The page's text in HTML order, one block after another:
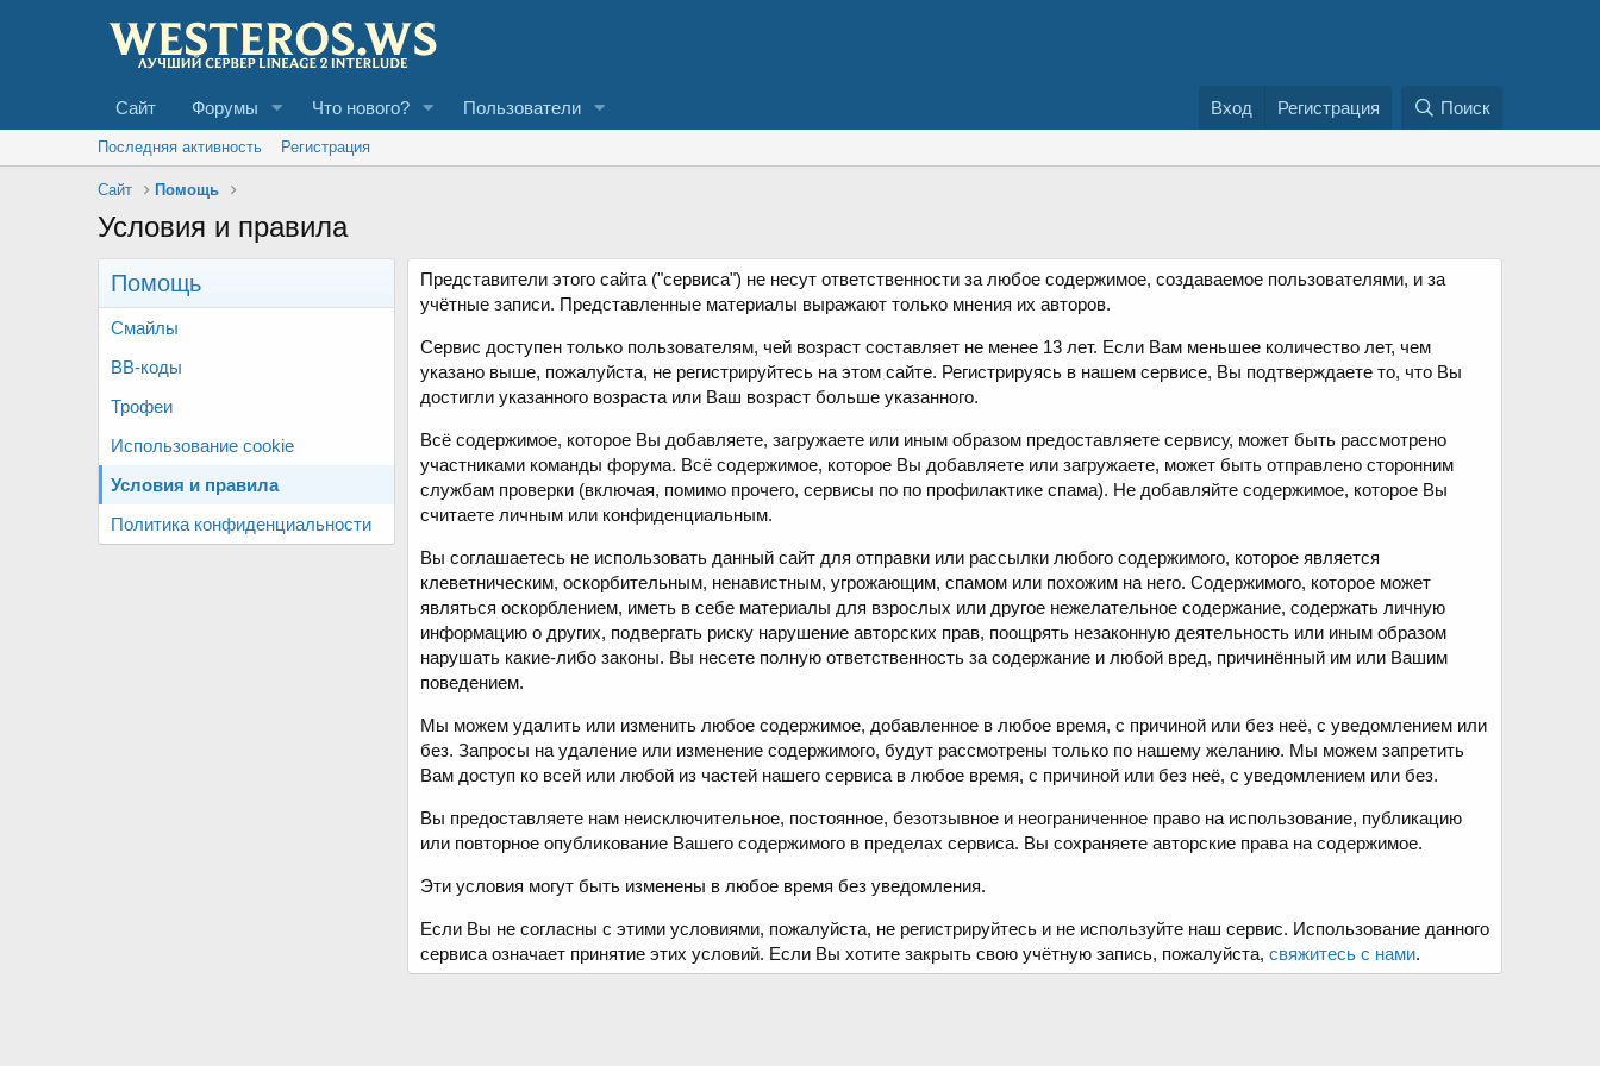
Сайт Форумы Что нового? Пользователи Вход Регистрация Поиск
Последняя активность Регистрация
Сайт Помощь
Условия и правила
Помощь
Смайлы
BB-коды
Трофеи
Использование cookie
Условия и правила
Политика конфиденциальности
Представители этого сайта ("сервиса") не несут ответственности за любое содержимое, создаваемое пользователями, и за
учётные записи. Представленные материалы выражают только мнения их авторов.
Сервис доступен только пользователям, чей возраст составляет не менее 13 лет. Если Вам меньшее количество лет, чем
указано выше, пожалуйста, не регистрируйтесь на этом сайте. Регистрируясь в нашем сервисе, Вы подтверждаете то, что Вы
достигли указанного возраста или Ваш возраст больше указанного.
Всё содержимое, которое Вы добавляете, загружаете или иным образом предоставляете сервису, может быть рассмотрено
участниками команды форума. Всё содержимое, которое Вы добавляете или загружаете, может быть отправлено сторонним
службам проверки (включая, помимо прочего, сервисы по по профилактике спама). Не добавляйте содержимое, которое Вы
считаете личным или конфиденциальным.
Вы соглашаетесь не использовать данный сайт для отправки или рассылки любого содержимого, которое является
клеветническим, оскорбительным, ненавистным, угрожающим, спамом или похожим на него. Содержимого, которое может
являться оскорблением, иметь в себе материалы для взрослых или другое нежелательное содержание, содержать личную
информацию о других, подвергать риску нарушение авторских прав, поощрять незаконную деятельность или иным образом
нарушать какие-либо законы. Вы несете полную ответственность за содержание и любой вред, причинённый им или Вашим
поведением.
Мы можем удалить или изменить любое содержимое, добавленное в любое время, с причиной или без неё, с уведомлением или
без. Запросы на удаление или изменение содержимого, будут рассмотрены только по нашему желанию. Мы можем запретить
Вам доступ ко всей или любой из частей нашего сервиса в любое время, с причиной или без неё, с уведомлением или без.
Вы предоставляете нам неисключительное, постоянное, безотзывное и неограниченное право на использование, публикацию
или повторное опубликование Вашего содержимого в пределах сервиса. Вы сохраняете авторские права на содержимое.
Эти условия могут быть изменены в любое время без уведомления.
Если Вы не согласны с этими условиями, пожалуйста, не регистрируйтесь и не используйте наш сервис. Использование данного
сервиса означает принятие этих условий. Если Вы хотите закрыть свою учётную запись, пожалуйста, свяжитесь с нами.